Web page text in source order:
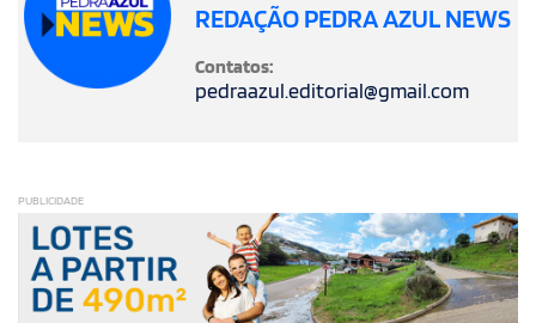
REDAÇÃO PEDRA AZUL NEWS
Contatos:
pedraazul.editorial@gmail.com
PUBLICIDADE